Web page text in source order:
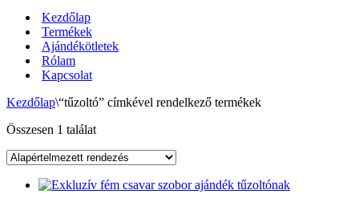
Kezdőlap
Termékek
Ajándékötletek
Rólam
Kapcsolat
Kezdőlap\“tűzoltó” címkével rendelkező termékek
Összesen 1 találat